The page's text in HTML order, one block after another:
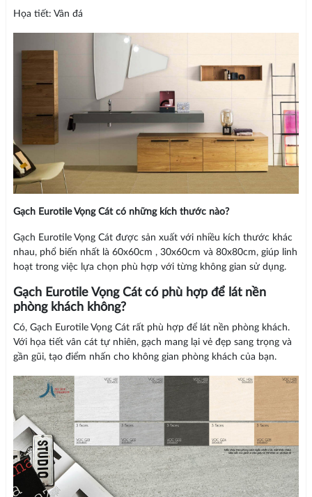
Họa tiết: Vân đá
Gạch Eurotile Vọng Cát có những kích thước nào?
Gạch Eurotile Vọng Cát được sản xuất với nhiều kích thước khác
nhau, phổ biến nhất là 60x60cm , 30x60cm và 80x80cm, giúp linh
hoạt trong việc lựa chọn phù hợp với từng không gian sử dụng.
Gạch Eurotile Vọng Cát có phù hợp để lát nền
phòng khách không?
Có, Gạch Eurotile Vọng Cát rất phù hợp để lát nền phòng khách.
Với họa tiết vân cát tự nhiên, gạch mang lại vẻ đẹp sang trọng và
gần gũi, tạo điểm nhấn cho không gian phòng khách của bạn.